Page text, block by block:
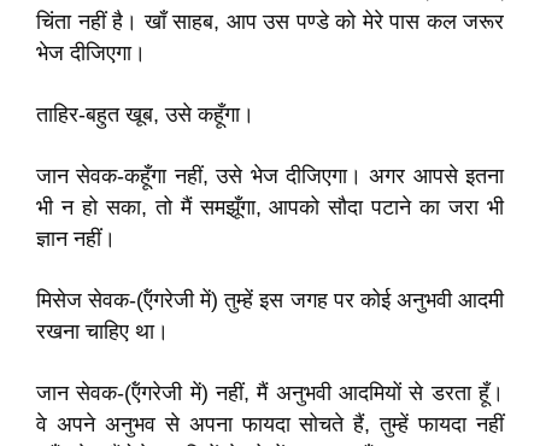
चिंता नहीं है। खाँ साहब, आप उस पण्डे को मेरे पास कल जरूर
भेज दीजिएगा।
ताहिर-बहुत खूब, उसे कहूँगा।
जान सेवक-कहूँगा नहीं, उसे भेज दीजिएगा। अगर आपसे इतना
भी न हो सका, तो मैं समझूँगा, आपको सौदा पटाने का जरा भी
ज्ञान नहीं।
मिसेज सेवक-(ऍंगरेजी में) तुम्हें इस जगह पर कोई अनुभवी आदमी
रखना चाहिए था।
जान सेवक-(ऍंगरेजी में) नहीं, मैं अनुभवी आदमियों से डरता हूँ।
वे अपने अनुभव से अपना फायदा सोचते हैं, तुम्हें फायदा नहीं